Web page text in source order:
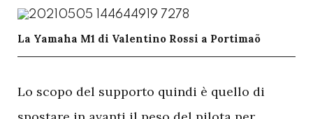
La Yamaha M1 di Valentino Rossi a Portimaõ
Lo scopo del supporto quindi è quello di